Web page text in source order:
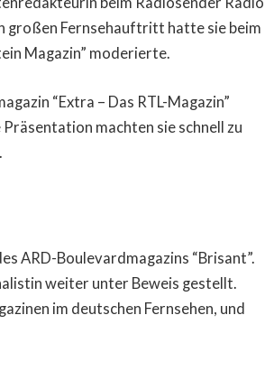
großen Fernsehauftritt hatte sie beim
Magazin” moderierte.
“Extra – Das RTL-Magazin”
machten sie schnell zu
ARD-Boulevardmagazins “Brisant”.
weiter unter Beweis gestellt.
im deutschen Fernsehen, und